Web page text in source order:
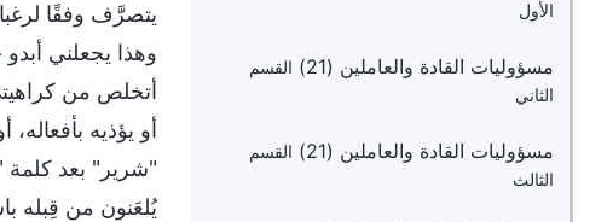
الأول
مسؤوليات القادة والعاملين (21)
القسم
الثاني
مسؤوليات القادة والعاملين (21)
القسم
الثالث
يتصرَّف وفقًا
وهذا يجعلني
أتخلص من
أو يؤذيه
"شرير" بعد كلمة
يُلعَنون من قِبله